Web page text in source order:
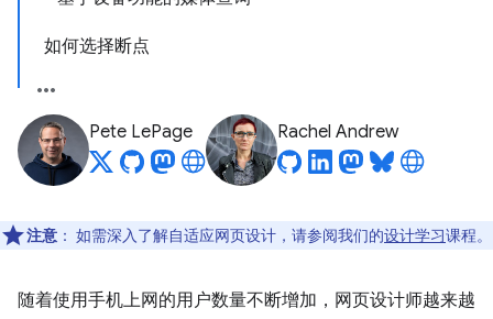
如何选择断点
Pete LePage Rachel Andrew
注意 ： 如需深入了解自适应网页设计，请参阅我们的设计学习课程。
随着使用手机上网的用户数量不断增加，网页设计师越来越